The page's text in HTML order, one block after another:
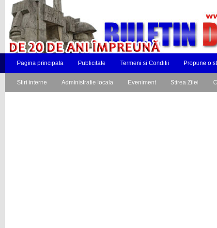
Pagina principala Publicitate Termeni si Conditii Propune o
Stiri interne Administratie locala Eveniment Stirea Zilei